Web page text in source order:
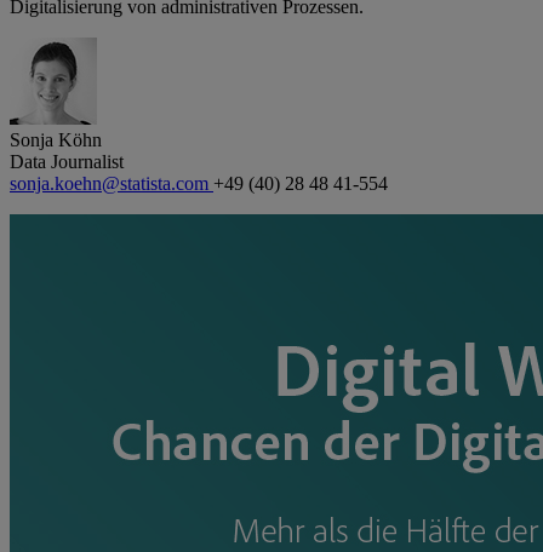
Digitalisierung von administrativen Prozessen.
Sonja Köhn
Data Journalist
sonja.koehn@statista.com +49 (40) 28 48 41-554